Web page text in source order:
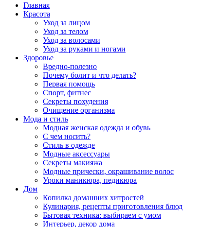
Главная
Красота
Уход за лицом
Уход за телом
Уход за волосами
Уход за руками и ногами
Здоровье
Вредно-полезно
Почему болит и что делать?
Первая помощь
Спорт, фитнес
Секреты похудения
Очищение организма
Мода и стиль
Модная женская одежда и обувь
С чем носить?
Стиль в одежде
Модные аксессуары
Секреты макияжа
Модные прически, окрашивание волос
Уроки маникюра, педикюра
Дом
Копилка домашних хитростей
Кулинария, рецепты приготовления блюд
Бытовая техника: выбираем с умом
Интерьер, декор дома